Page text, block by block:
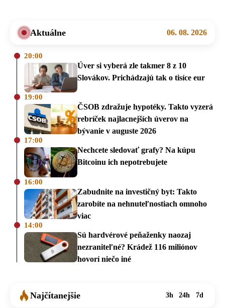
Aktuálne 06. 08. 2026
20:00
Úver si vyberá zle takmer 8 z 10
Slovákov. Prichádzajú tak o tisíce eur
19:00
ČSOB zdražuje hypotéky. Takto vyzerá
rebríček najlacnejších úverov na
bývanie v auguste 2026
17:00
Nechcete sledovať grafy? Na kúpu
Bitcoinu ich nepotrebujete
16:00
Zabudnite na investičný byt: Takto
zarobíte na nehnuteľnostiach omnoho
viac
14:00
Sú hardvérové peňaženky naozaj
nezraniteľné? Krádež 116 miliónov
hovorí niečo iné
Najčítanejšie 3h 24h 7d